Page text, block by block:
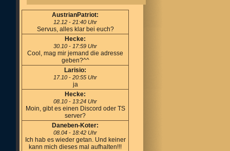
AustrianPatriot:
12.12 - 21:40 Uhr
Servus, alles klar bei euch?
Hecke:
30.10 - 17:59 Uhr
Cool, mag mir jemand die adresse
geben?^^
Larisio:
17.10 - 20:55 Uhr
ja
Hecke:
08.10 - 13:24 Uhr
Moin, gibt es einen Discord oder TS
server?
Daneben-Koter:
08.04 - 18:42 Uhr
Ich hab es wieder getan. Und keiner
kann mich dieses mal aufhalten!!!